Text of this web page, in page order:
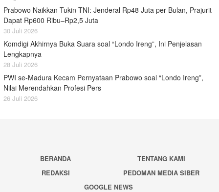
Prabowo Naikkan Tukin TNI: Jenderal Rp48 Juta per Bulan, Prajurit
Dapat Rp600 Ribu–Rp2,5 Juta
30 Juli 2026
Komdigi Akhirnya Buka Suara soal “Londo Ireng”, Ini Penjelasan
Lengkapnya
28 Juli 2026
PWI se-Madura Kecam Pernyataan Prabowo soal “Londo Ireng”,
Nilai Merendahkan Profesi Pers
26 Juli 2026
BERANDA
TENTANG KAMI
REDAKSI
PEDOMAN MEDIA SIBER
GOOGLE NEWS